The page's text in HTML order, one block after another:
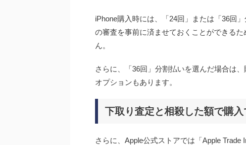
iPhone購入時には、「24回」または「36回
の審査を事前に済ませておくことができる
ん。
さらに、「36回」分割払いを選んだ場合は
オプションもあります。
下取り査定と相殺した額で購入
さらに、Apple公式ストアでは「Apple Trade